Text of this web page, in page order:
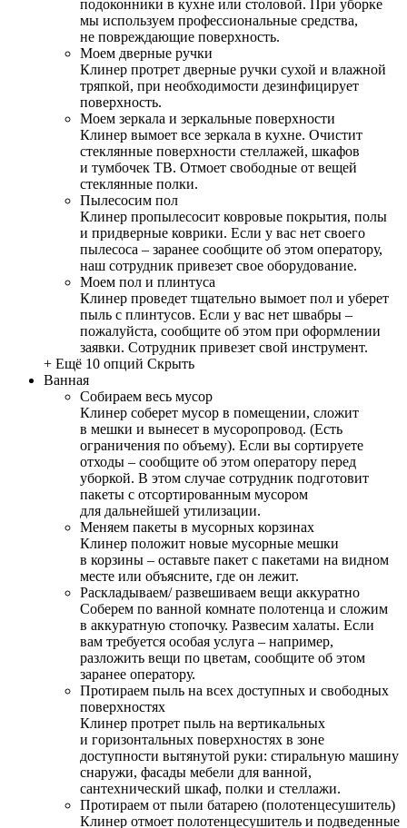
подоконники в кухне или столовой. При уборке
мы используем профессиональные средства,
не повреждающие поверхность.
Моем дверные ручки
Клинер протрет дверные ручки сухой и влажной
тряпкой, при необходимости дезинфицирует
поверхность.
Моем зеркала и зеркальные поверхности
Клинер вымоет все зеркала в кухне. Очистит
стеклянные поверхности стеллажей, шкафов
и тумбочек ТВ. Отмоет свободные от вещей
стеклянные полки.
Пылесосим пол
Клинер пропылесосит ковровые покрытия, полы
и придверные коврики. Если у вас нет своего
пылесоса – заранее сообщите об этом оператору,
наш сотрудник привезет свое оборудование.
Моем пол и плинтуса
Клинер проведет тщательно вымоет пол и уберет
пыль с плинтусов. Если у вас нет швабры –
пожалуйста, сообщите об этом при оформлении
заявки. Сотрудник привезет свой инструмент.
+ Ещё 10 опций Скрыть
Ванная
Собираем весь мусор
Клинер соберет мусор в помещении, сложит
в мешки и вынесет в мусоропровод. (Есть
ограничения по объему). Если вы сортируете
отходы – сообщите об этом оператору перед
уборкой. В этом случае сотрудник подготовит
пакеты с отсортированным мусором
для дальнейшей утилизации.
Меняем пакеты в мусорных корзинах
Клинер положит новые мусорные мешки
в корзины – оставьте пакет с пакетами на видном
месте или объясните, где он лежит.
Раскладываем/ развешиваем вещи аккуратно
Соберем по ванной комнате полотенца и сложим
в аккуратную стопочку. Развесим халаты. Если
вам требуется особая услуга – например,
разложить вещи по цветам, сообщите об этом
заранее оператору.
Протираем пыль на всех доступных и свободных
поверхностях
Клинер протрет пыль на вертикальных
и горизонтальных поверхностях в зоне
доступности вытянутой руки: стиральную машину
снаружи, фасады мебели для ванной,
сантехнический шкаф, полки и стеллажи.
Протираем от пыли батарею (полотенцесушитель)
Клинер отмоет полотенцесушитель и подведенные